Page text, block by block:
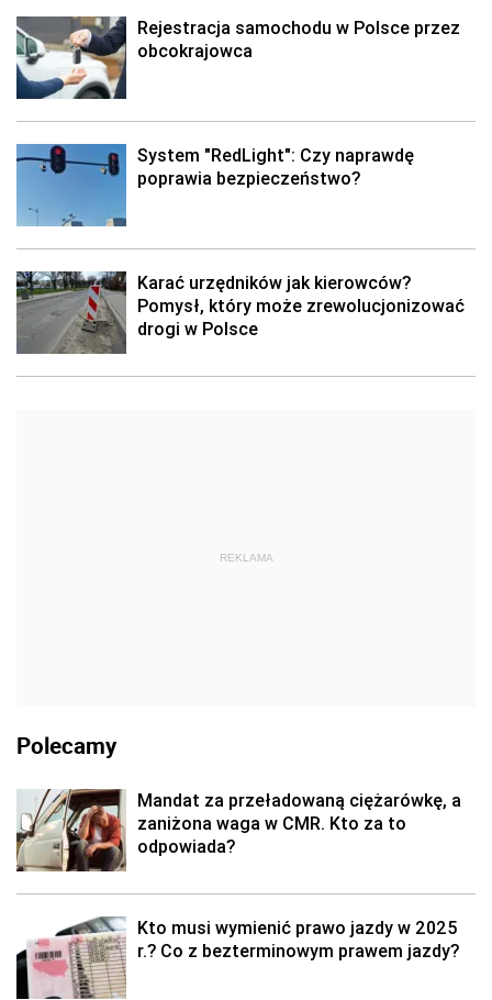
Rejestracja samochodu w Polsce przez
obcokrajowca
System "RedLight": Czy naprawdę
poprawia bezpieczeństwo?
Karać urzędników jak kierowców?
Pomysł, który może zrewolucjonizować
drogi w Polsce
REKLAMA
Polecamy
Mandat za przeładowaną ciężarówkę, a
zaniżona waga w CMR. Kto za to
odpowiada?
Kto musi wymienić prawo jazdy w 2025
r.? Co z bezterminowym prawem jazdy?